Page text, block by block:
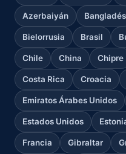
Azerbaiyán Bangladés
Bielorrusia Brasil
Chile China Chipre
Costa Rica Croacia
Emiratos Árabes Unidos
Estados Unidos
Francia Gibraltar